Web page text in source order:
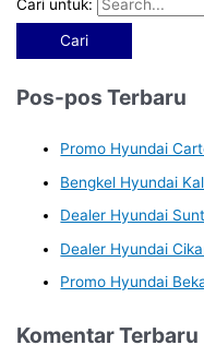
Cari untuk:
Pos-pos Terbaru
Promo Hyundai
Bengkel Hyundai
Dealer Hyundai
Dealer Hyundai
Promo Hyundai
Komentar Terbaru